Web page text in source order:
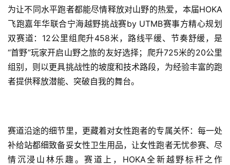
为让不同水平跑者都能尽情释放对山野的热爱，本届HOKA
飞跑嘉年华联合宁海越野挑战赛by UTMB赛事方精心规划
双赛道：12公里组爬升458米，路线平缓、节奏舒缓，是
“首野”玩家开启山野之旅的友好选择；爬升725米的20公里
组别，则以更具挑战性的坡度和技术路段，为经验丰富的跑
者提供释放潜能、突破自我的舞台。
赛道沿途的细节里，更藏着对女性跑者的专属关怀：每一处
补给站都细致备妥女性卫生用品，让女性跑者无忧参赛、尽
情沉浸山林乐趣。赛道上，HOKA全新越野标杆之作